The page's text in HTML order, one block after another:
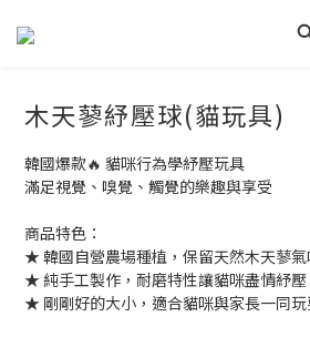
木天蓼紓壓球(貓玩具)
韓國爆款🔥 貓咪行為學紓壓玩具
滿足視覺、嗅覺、觸覺的樂趣與享受
商品特色：
★ 韓國自營農場種植，保留天然木天蓼
★ 純手工製作，耐磨特性讓貓咪盡情紓壓
★ 剛剛好的大小，適合貓咪與家長一同